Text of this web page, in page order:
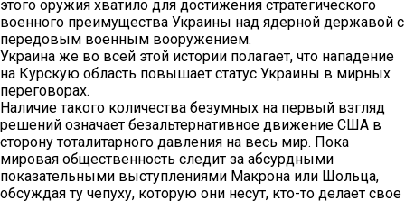
этого оружия хватило для достижения стратегического
военного преимущества Украины над ядерной державой с
передовым военным вооружением.
Украина же во всей этой истории полагает, что нападение
на Курскую область повышает статус Украины в мирных
переговорах.
Наличие такого количества безумных на первый взгляд
решений означает безальтернативное движение США в
сторону тоталитарного давления на весь мир. Пока
мировая общественность следит за абсурдными
показательными выступлениями Макрона или Шольца,
обсуждая ту чепуху, которую они несут, кто-то делает свое